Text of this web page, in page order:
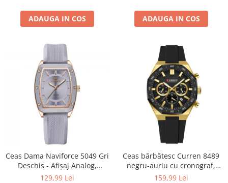
ADAUGA IN COS ADAUGA IN COS
Ceas Dama Naviforce 5049 Gri
Deschis - Afișaj Analog,
Fashion, Casual, Rezistent la
129,99 Lei
Ceas bărbătesc Curren 8489
negru-auriu cu cronograf,
curea din silicon și afișare
159,99 Lei